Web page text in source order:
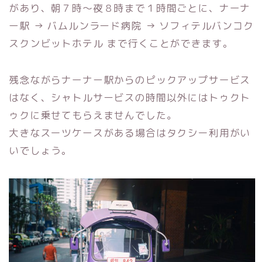
があり、朝７時〜夜８時まで１時間ごとに、ナーナ
ー駅 → バムルンラード病院 → ソフィテルバンコク
スクンビットホテル まで行くことができます。
残念ながらナーナー駅からのピックアップサービス
はなく、シャトルサービスの時間以外にはトゥクト
ゥクに乗せてもらえませんでした。
大きなスーツケースがある場合はタクシー利用がい
いでしょう。